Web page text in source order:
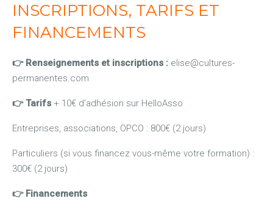
INSCRIPTIONS, TARIFS ET
FINANCEMENTS
👉 Renseignements et inscriptions : elise@cultures-
permanentes.com
👉Tarifs + 10€ d’adhésion sur HelloAsso
Entreprises, associations, OPCO : 800€ (2 jours)
Particuliers (si vous financez vous-même votre formation) :
300€ (2 jours)
👉 Financements